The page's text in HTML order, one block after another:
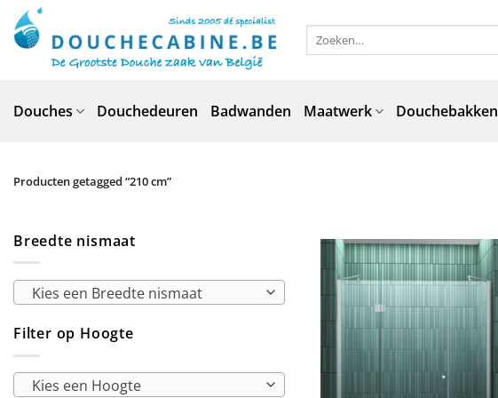
naar
inhoud
Zoeken
Douches Douchedeuren Badwanden Maatwerk Douchebakken
Producten getagged “210 cm”
Breedte nismaat
Kies een Breedte nismaat
Filter op Hoogte
Kies een Hoogte